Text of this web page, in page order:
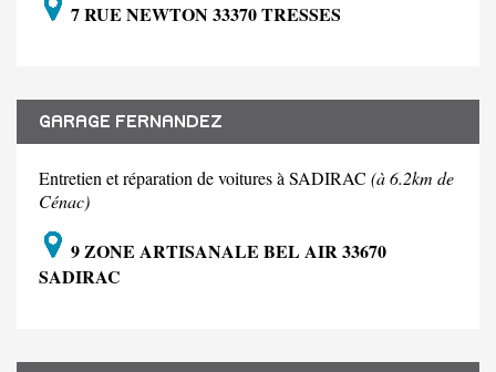
7 RUE NEWTON 33370 TRESSES
GARAGE FERNANDEZ
Entretien et réparation de voitures à SADIRAC (à 6.2km de
Cénac)
9 ZONE ARTISANALE BEL AIR 33670
SADIRAC